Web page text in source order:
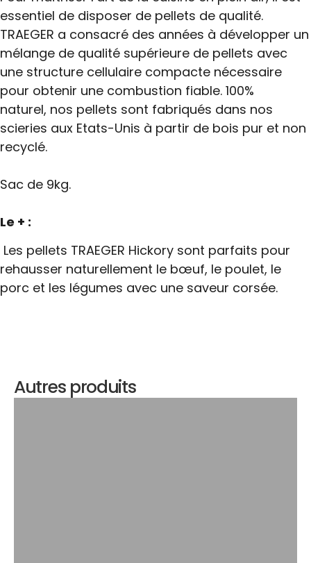
essentiel de disposer de pellets de qualité.
TRAEGER a consacré des années à développer un
mélange de qualité supérieure de pellets avec
une structure cellulaire compacte nécessaire
pour obtenir une combustion fiable. 100%
naturel, nos pellets sont fabriqués dans nos
scieries aux Etats-Unis à partir de bois pur et non
recyclé.
Sac de 9kg.
Le + :
Les pellets TRAEGER Hickory sont parfaits pour
rehausser naturellement le bœuf, le poulet, le
porc et les légumes avec une saveur corsée.
Autres produits